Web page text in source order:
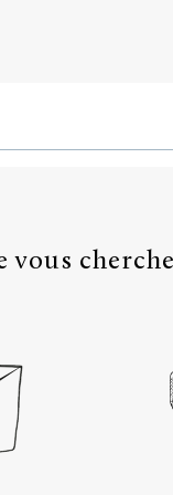
vous